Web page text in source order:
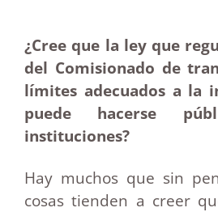
¿Cree que la ley que
del Comisionado de
límites adecuados a la
puede hacerse
instituciones?
Hay muchos que sin
cosas tienden a creer